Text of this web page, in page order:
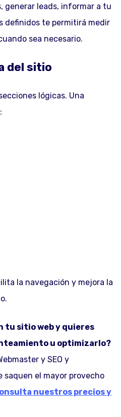
generar leads, informar a tu
definidos te permitirá medir
sea necesario.
del sitio
lógicas. Una
la navegación y mejora la
tu sitio web y quieres
u optimizarlo?
y SEO y
saquen el mayor provecho
nuestros precios y